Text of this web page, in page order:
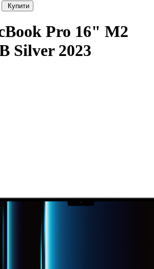
Купити
Pro 16" M2
Silver 2023